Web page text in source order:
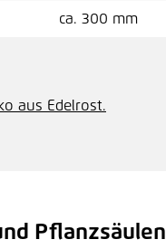
ca. 300 mm
aus Edelrost.
Pflanzsäulen